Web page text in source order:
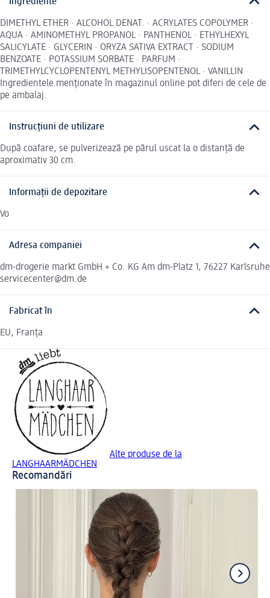
DIMETHYL ETHER · ALCOHOL DENAT. · ACRYLATES COPOLYMER ·
AQUA · AMINOMETHYL PROPANOL · PANTHENOL · ETHYLHEXYL
SALICYLATE · GLYCERIN · ORYZA SATIVA EXTRACT · SODIUM
BENZOATE · POTASSIUM SORBATE · PARFUM ·
TRIMETHYLCYCLOPENTENYL METHYLISOPENTENOL · VANILLIN
Ingredientele menționate în magazinul online pot diferi de cele de
pe ambalaj.
Instrucțiuni de utilizare
După coafare, se pulverizează pe părul uscat la o distanță de
aproximativ 30 cm.
Informații de depozitare
Vo
Adresa companiei
dm-drogerie markt GmbH + Co. KG Am dm-Platz 1, 76227 Karlsruhe
servicecenter@dm.de
Fabricat în
EU, Franța
Alte produse de la
LANGHAARMÄDCHEN
Recomandări